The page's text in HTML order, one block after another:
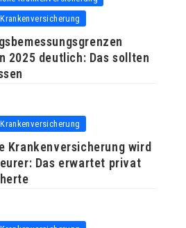
2025 deutlich: Das sollten
Krankenversicherung wird
Das erwartet privat